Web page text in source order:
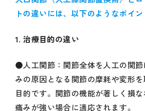
トの違いには、以下のようなポイン
1. 治療目的の違い
●人工関節：関節全体を人工の関
みの原因となる関節の摩耗や変形
目的です。関節の機能が著しく損な
痛みが強い場合に適応されます。